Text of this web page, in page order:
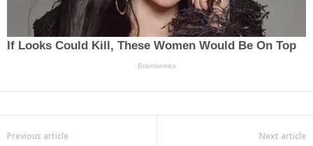
Previous article Next article